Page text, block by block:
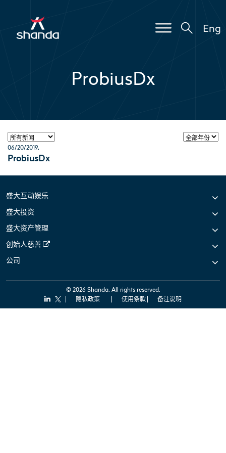
Eng
ProbiusDx
06/20/2019,
ProbiusDx
盛大互动娱乐
盛大投资
盛大资产管理
创始人慈善
公司
© 2026 Shanda. All rights reserved.
隐私政策
使用条款 备注说明